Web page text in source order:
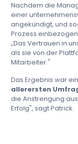
Nachdem die
einer
angekündigt, und
Prozess
„Das Vertrauen in
als sie von der
Mitarbeiter."
Das Ergebnis war
allerersten
die Anstrengung
Erfolg", sagt Patrick.